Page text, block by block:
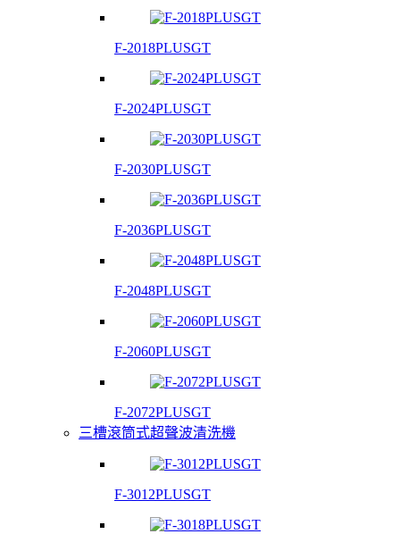
F-2018PLUSGT
F-2024PLUSGT
F-2030PLUSGT
F-2036PLUSGT
F-2048PLUSGT
F-2060PLUSGT
F-2072PLUSGT
三槽滾筒式超聲波清洗機
F-3012PLUSGT